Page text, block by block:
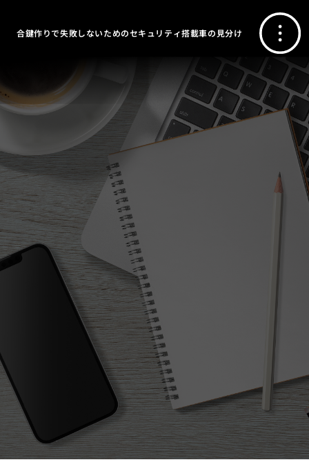
合鍵作りで失敗しないためのセキュリティ搭載車の見分け